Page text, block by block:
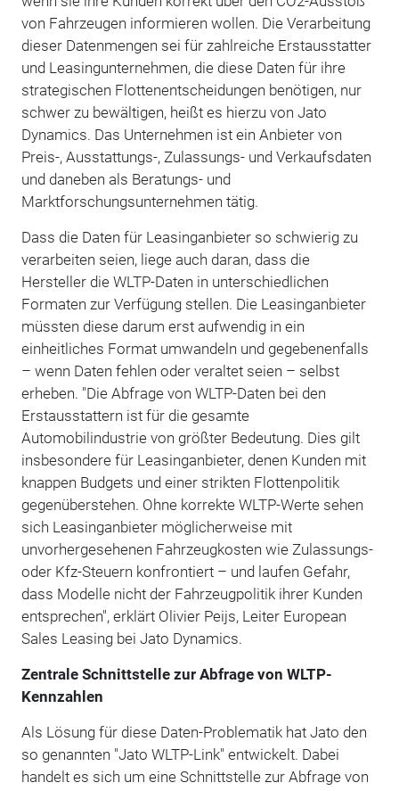
von Fahrzeugen informieren wollen. Die Verarbeitung
dieser Datenmengen sei für zahlreiche Erstausstatter
und Leasingunternehmen, die diese Daten für ihre
strategischen Flottenentscheidungen benötigen, nur
schwer zu bewältigen, heißt es hierzu von Jato
Dynamics. Das Unternehmen ist ein Anbieter von
Preis-, Ausstattungs-, Zulassungs- und Verkaufsdaten
und daneben als Beratungs- und
Marktforschungsunternehmen tätig.
Dass die Daten für Leasinganbieter so schwierig zu
verarbeiten seien, liege auch daran, dass die
Hersteller die WLTP-Daten in unterschiedlichen
Formaten zur Verfügung stellen. Die Leasinganbieter
müssten diese darum erst aufwendig in ein
einheitliches Format umwandeln und gegebenenfalls
– wenn Daten fehlen oder veraltet seien – selbst
erheben. "Die Abfrage von WLTP-Daten bei den
Erstausstattern ist für die gesamte
Automobilindustrie von größter Bedeutung. Dies gilt
insbesondere für Leasinganbieter, denen Kunden mit
knappen Budgets und einer strikten Flottenpolitik
gegenüberstehen. Ohne korrekte WLTP-Werte sehen
sich Leasinganbieter möglicherweise mit
unvorhergesehenen Fahrzeugkosten wie Zulassungs-
oder Kfz-Steuern konfrontiert – und laufen Gefahr,
dass Modelle nicht der Fahrzeugpolitik ihrer Kunden
entsprechen", erklärt Olivier Peijs, Leiter European
Sales Leasing bei Jato Dynamics.
Zentrale Schnittstelle zur Abfrage von WLTP-
Kennzahlen
Als Lösung für diese Daten-Problematik hat Jato den
so genannten "Jato WLTP-Link" entwickelt. Dabei
handelt es sich um eine Schnittstelle zur Abfrage von